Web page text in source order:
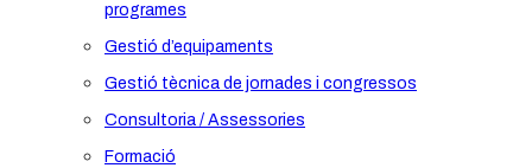
programes
Gestió d’equipaments
Gestió tècnica de jornades i congressos
Consultoria / Assessories
Formació